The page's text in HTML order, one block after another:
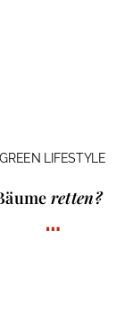
GREEN LIFESTYLE
retten?
…